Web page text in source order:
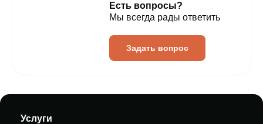
Есть вопросы?
Мы всегда рады ответить
Задать вопрос
Услуги